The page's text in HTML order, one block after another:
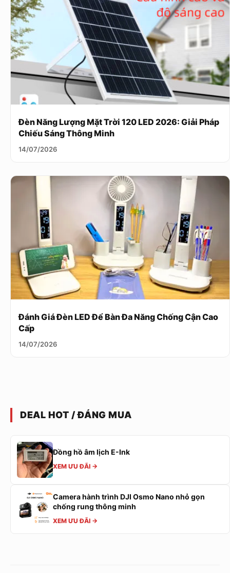
Đèn Năng Lượng Mặt Trời 120 LED 2026: Giải Pháp
Chiếu Sáng Thông Minh
14/07/2026
Đánh Giá Đèn LED Để Bàn Đa Năng Chống Cận Cao
Cấp
14/07/2026
DEAL HOT / ĐÁNG MUA
Đồng hồ âm lịch E-Ink
XEM ƯU ĐÃI →
Camera hành trình DJI Osmo Nano nhỏ gọn
chống rung thông minh
XEM ƯU ĐÃI →